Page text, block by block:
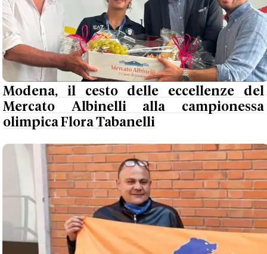
Modena, il cesto delle eccellenze del
Mercato Albinelli alla campionessa
olimpica Flora Tabanelli